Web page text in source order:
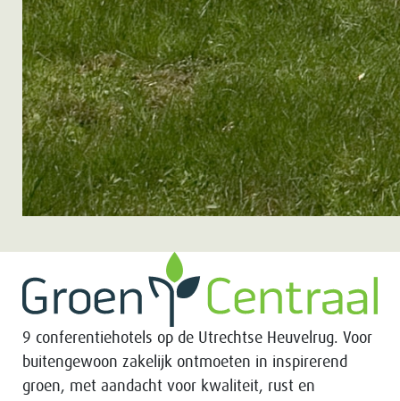
9 conferentiehotels op de Utrechtse Heuvelrug. Voor
buitengewoon zakelijk ontmoeten in inspirerend
groen, met aandacht voor kwaliteit, rust en